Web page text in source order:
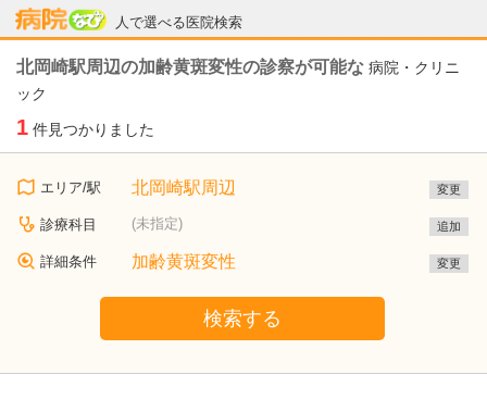
人で選べる医院検索
病院なび
北岡崎駅周辺の加齢黄斑変性の診察が可能な 病院・クリニ
ック
1 件見つかりました
エリア/駅 北岡崎駅周辺 変更
診療科目 (未指定) 追加
詳細条件 加齢黄斑変性 変更
検索する